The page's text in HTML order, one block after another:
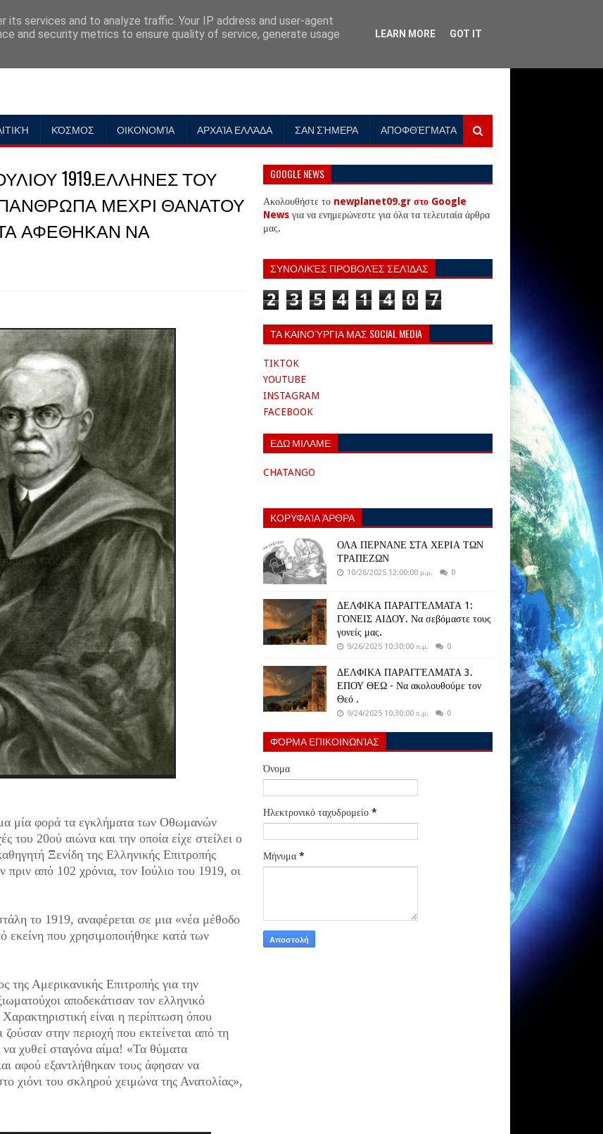
ΚΌΣΜΟΣ ΟΙΚΟΝΟΜΊΑ ΑΡΧΑΊΑ ΕΛΛΆΔΑ ΣΑΝ ΣΉΜΕΡΑ ΑΠΟΦΘΈΓΜΑΤΑ
1919.ΕΛΛΗΝΕΣ ΤΟΥ
ΜΕΧΡΙ ΘΑΝΑΤΟΥ
ΑΦΕΘΗΚΑΝ ΝΑ
μία φορά τα εγκλήματα των Οθωμανών
20ού αιώνα και την οποία είχε στείλει ο
Ξενίδη της Ελληνικής Επιτροπής
από 102 χρόνια, τον Ιούλιο του 1919, οι
το 1919, αναφέρεται σε μια «νέα μέθοδο
εκείνη που χρησιμοποιήθηκε κατά των
Αμερικανικής Επιτροπής για την
αποδεκάτισαν τον ελληνικό
είναι η περίπτωση όπου
ζούσαν στην περιοχή που εκτείνεται από τη
χυθεί σταγόνα αίμα! «Τα θύματα
αφού εξαντλήθηκαν τους άφησαν να
χιόνι του σκληρού χειμώνα της Ανατολίας»,
GOOGLE NEWS
Ακολουθήστε το newplanet09.gr στο Google
News για να ενημερώνεστε για όλα τα τελευταία άρθρα
μας.
ΣΥΝΟΛΙΚΈΣ ΠΡΟΒΟΛΈΣ ΣΕΛΊΔΑΣ
2 3 5 4 1 4 0 7
ΤΑ ΚΑΙΝΟΎΡΓΙΑ ΜΑΣ SOCIAL MEDIA
TIKTOK
YOUTUBE
INSTAGRAM
FACEBOOK
ΕΔΩ ΜΙΛΑΜΕ
CHATANGO
ΚΟΡΥΦΑΊΑ ΆΡΘΡΑ
ΟΛΑ ΠΕΡΝΑΝΕ ΣΤΑ ΧΕΡΙΑ ΤΩΝ
ΤΡΑΠΕΖΩΝ
10/26/2025 12:00:00 μ.μ. 0
ΔΕΛΦΙΚΑ ΠΑΡΑΓΓΕΛΜΑΤΑ 1:
ΓΟΝΕΙΣ ΑΙΔΟΥ. Να σεβόμαστε τους
γονείς μας.
9/26/2025 10:30:00 π.μ. 0
ΔΕΛΦΙΚΑ ΠΑΡΑΓΓΕΛΜΑΤΑ 3.
ΕΠΟΥ ΘΕΩ - Να ακολουθούμε τον
Θεό .
9/24/2025 10:30:00 π.μ. 0
ΦΌΡΜΑ ΕΠΙΚΟΙΝΩΝΊΑΣ
Όνομα
Ηλεκτρονικό ταχυδρομείο *
Μήνυμα *
services and to analyze traffic. Your IP address and user-agent
and security metrics to ensure quality of service, generate usage
LEARN MORE GOT IT